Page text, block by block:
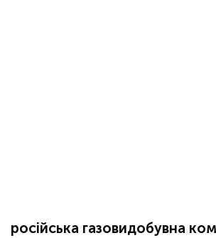
російська газовидобувна